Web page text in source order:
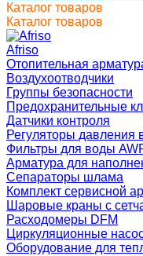
Каталог товаров
Каталог товаров
Afriso
Отопительная
Воздухоотводчики
Группы безопасности
Предохранительные
Датчики контроля
Регуляторы давления
Фильтры для воды
Арматура для
Сепараторы шлама
Комплект сервисной
Шаровые краны с
Расходомеры DFM
Циркуляционные
Оборудование для